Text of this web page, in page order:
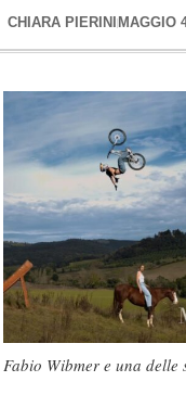
CHIARA PIERINI MAGGIO
Fabio Wibmer e una